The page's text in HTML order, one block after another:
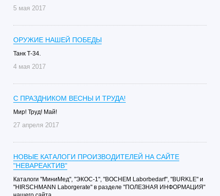
5 мая 2017
ОРУЖИЕ НАШЕЙ ПОБЕДЫ
Танк Т-34.
4 мая 2017
С ПРАЗДНИКОМ ВЕСНЫ И ТРУДА!
Мир! Труд! Май!
27 апреля 2017
НОВЫЕ КАТАЛОГИ ПРОИЗВОДИТЕЛЕЙ НА САЙТЕ
"НЕВАРЕАКТИВ"
Каталоги "МиниМед", "ЭКОС-1", "BOCHEM Laborbedarf", "BURKLE" и
"HIRSCHMANN Laborgerate" в разделе "ПОЛЕЗНАЯ ИНФОРМАЦИЯ"